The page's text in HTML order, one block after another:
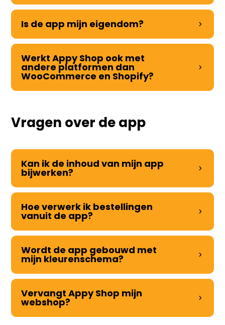
Is de app mijn eigendom?
Werkt Appy Shop ook met
andere platformen dan
WooCommerce en Shopify?
Vragen over de app
Kan ik de inhoud van mijn app
bijwerken?
Hoe verwerk ik bestellingen
vanuit de app?
Wordt de app gebouwd met
mijn kleurenschema?
Vervangt Appy Shop mijn
webshop?